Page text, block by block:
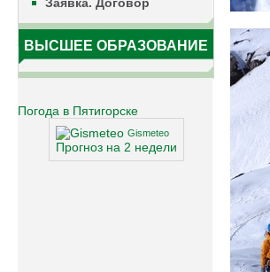
ВЫСШЕЕ ОБРАЗОВАНИЕ
Погода в Пятигорске
Gismeteo
Прогноз на 2 недели